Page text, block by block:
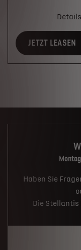
JETZT LEASEN
Haben Sie
Die